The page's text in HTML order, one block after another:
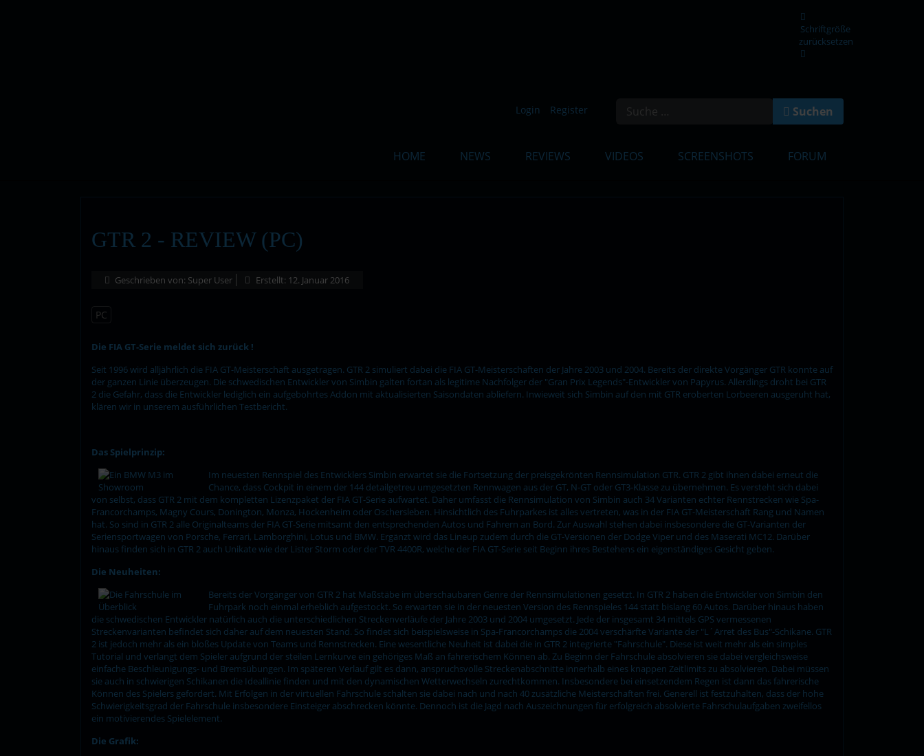
Schriftgröße
zurücksetzen
Login Register Suchen
HOME NEWS REVIEWS VIDEOS SCREENSHOTS FORUM
GTR 2 - REVIEW (PC)
Geschrieben von: Super User Erstellt: 12. Januar 2016
PC
Die FIA GT-Serie meldet sich zurück !
Seit 1996 wird alljährlich die FIA GT-Meisterschaft ausgetragen. GTR 2 simuliert dabei die FIA GT-Meisterschaften der Jahre 2003 und 2004. Bereits der direkte Vorgänger GTR konnte auf
der ganzen Linie überzeugen. Die schwedischen Entwickler von Simbin galten fortan als legitime Nachfolger der "Gran Prix Legends"-Entwickler von Papyrus. Allerdings droht bei GTR
2 die Gefahr, dass die Entwickler lediglich ein aufgebohrtes Addon mit aktualisierten Saisondaten abliefern. Inwieweit sich Simbin auf den mit GTR eroberten Lorbeeren ausgeruht hat,
klären wir in unserem ausführlichen Testbericht.
Das Spielprinzip:
Im neuesten Rennspiel des Entwicklers Simbin erwartet sie die Fortsetzung der preisgekrönten Rennsimulation GTR. GTR 2 gibt ihnen dabei erneut die
Chance, dass Cockpit in einem der 144 detailgetreu umgesetzten Rennwagen aus der GT, N-GT oder GT3-Klasse zu übernehmen. Es versteht sich dabei
von selbst, dass GTR 2 mit dem kompletten Lizenzpaket der FIA GT-Serie aufwartet. Daher umfasst die Rennsimulation von Simbin auch 34 Varianten echter Rennstrecken wie Spa-
Francorchamps, Magny Cours, Donington, Monza, Hockenheim oder Oschersleben. Hinsichtlich des Fuhrparkes ist alles vertreten, was in der FIA GT-Meisterschaft Rang und Namen
hat. So sind in GTR 2 alle Originalteams der FIA GT-Serie mitsamt den entsprechenden Autos und Fahrern an Bord. Zur Auswahl stehen dabei insbesondere die GT-Varianten der
Seriensportwagen von Porsche, Ferrari, Lamborghini, Lotus und BMW. Ergänzt wird das Lineup zudem durch die GT-Versionen der Dodge Viper und des Maserati MC12. Darüber
hinaus finden sich in GTR 2 auch Unikate wie der Lister Storm oder der TVR 4400R, welche der FIA GT-Serie seit Beginn ihres Bestehens ein eigenständiges Gesicht geben.
Die Neuheiten:
Bereits der Vorgänger von GTR 2 hat Maßstäbe im überschaubaren Genre der Rennsimulationen gesetzt. In GTR 2 haben die Entwickler von Simbin den
Fuhrpark noch einmal erheblich aufgestockt. So erwarten sie in der neuesten Version des Rennspieles 144 statt bislang 60 Autos. Darüber hinaus haben
die schwedischen Entwickler natürlich auch die unterschiedlichen Streckenverläufe der Jahre 2003 und 2004 umgesetzt. Jede der insgesamt 34 mittels GPS vermessenen
Streckenvarianten befindet sich daher auf dem neuesten Stand. So findet sich beispielsweise in Spa-Francorchamps die 2004 verschärfte Variante der "L´Arret des Bus"-Schikane. GTR
2 ist jedoch mehr als ein bloßes Update von Teams und Rennstrecken. Eine wesentliche Neuheit ist dabei die in GTR 2 integrierte "Fahrschule". Diese ist weit mehr als ein simples
Tutorial und verlangt dem Spieler aufgrund der steilen Lernkurve ein gehöriges Maß an fahrerischem Können ab. Zu Beginn der Fahrschule absolvieren sie dabei vergleichsweise
einfache Beschleunigungs- und Bremsübungen. Im späteren Verlauf gilt es dann, anspruchsvolle Streckenabschnitte innerhalb eines knappen Zeitlimits zu absolvieren. Dabei müssen
sie auch in schwierigen Schikanen die Ideallinie finden und mit den dynamischen Wetterwechseln zurechtkommen. Insbesondere bei einsetzendem Regen ist dann das fahrerische
Können des Spielers gefordert. Mit Erfolgen in der virtuellen Fahrschule schalten sie dabei nach und nach 40 zusätzliche Meisterschaften frei. Generell ist festzuhalten, dass der hohe
Schwierigkeitsgrad der Fahrschule insbesondere Einsteiger abschrecken könnte. Dennoch ist die Jagd nach Auszeichnungen für erfolgreich absolvierte Fahrschulaufgaben zweifellos
ein motivierendes Spielelement.
Die Grafik: